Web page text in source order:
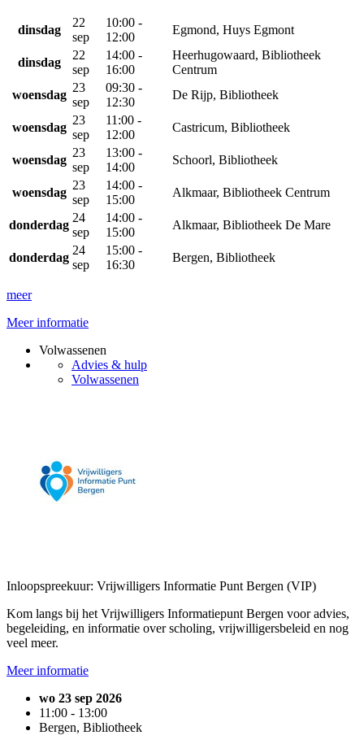
dinsdag
22
sep
10:00 -
12:00
Egmond, Huys Egmont
dinsdag
22
sep
14:00 -
16:00
Heerhugowaard, Bibliotheek
Centrum
woensdag
23
sep
09:30 -
12:30
De Rijp, Bibliotheek
woensdag
23
sep
11:00 -
12:00
Castricum, Bibliotheek
woensdag
23
sep
13:00 -
14:00
Schoorl, Bibliotheek
woensdag
23
sep
14:00 -
15:00
Alkmaar, Bibliotheek Centrum
donderdag
24
sep
14:00 -
15:00
Alkmaar, Bibliotheek De Mare
donderdag
24
sep
15:00 -
16:30
Bergen, Bibliotheek
meer
Meer informatie
Volwassenen
Advies & hulp
Volwassenen
Inloopspreekuur: Vrijwilligers Informatie Punt Bergen (VIP)
Kom langs bij het Vrijwilligers Informatiepunt Bergen voor advies,
begeleiding, en informatie over scholing, vrijwilligersbeleid en nog
veel meer.
Meer informatie
wo 23 sep 2026
11:00 - 13:00
Bergen, Bibliotheek